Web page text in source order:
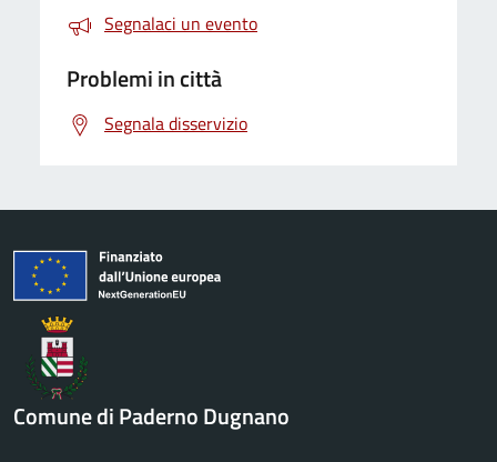
Segnalaci un evento
Problemi in città
Segnala disservizio
Comune di Paderno Dugnano